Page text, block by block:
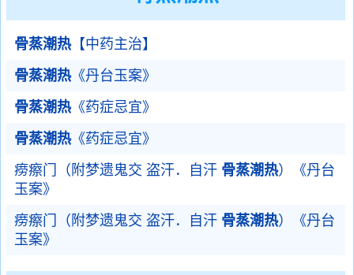
骨蒸潮热【中药主治】
骨蒸潮热《丹台玉案》
骨蒸潮热《药症忌宜》
骨蒸潮热《药症忌宜》
痨瘵门（附梦遗鬼交 盗汗．自汗 骨蒸潮热）《丹台
玉案》
痨瘵门（附梦遗鬼交 盗汗．自汗 骨蒸潮热）《丹台
玉案》